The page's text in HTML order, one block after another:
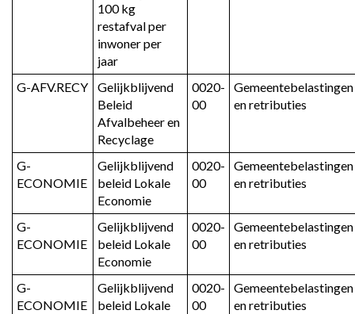
100 kg
restafval per
inwoner per
jaar
G-AFV.RECY
Gelijkblijvend
Beleid
Afvalbeheer en
Recyclage
0020-
00
Gemeentebelastingen
en retributies
G-
ECONOMIE
Gelijkblijvend
beleid Lokale
Economie
0020-
00
Gemeentebelastingen
en retributies
G-
ECONOMIE
Gelijkblijvend
beleid Lokale
Economie
0020-
00
Gemeentebelastingen
en retributies
G-
ECONOMIE
Gelijkblijvend
beleid Lokale
0020-
00
Gemeentebelastingen
en retributies